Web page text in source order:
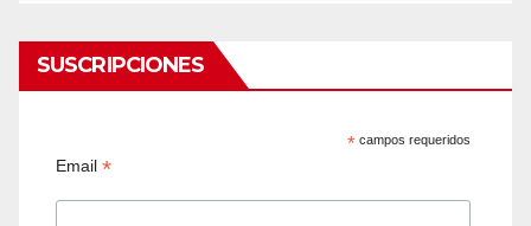
SUSCRIPCIONES
* campos requeridos
Email*